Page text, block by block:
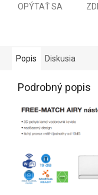
OPÝTAŤ SA
Popis Diskusia
Podrobný popis